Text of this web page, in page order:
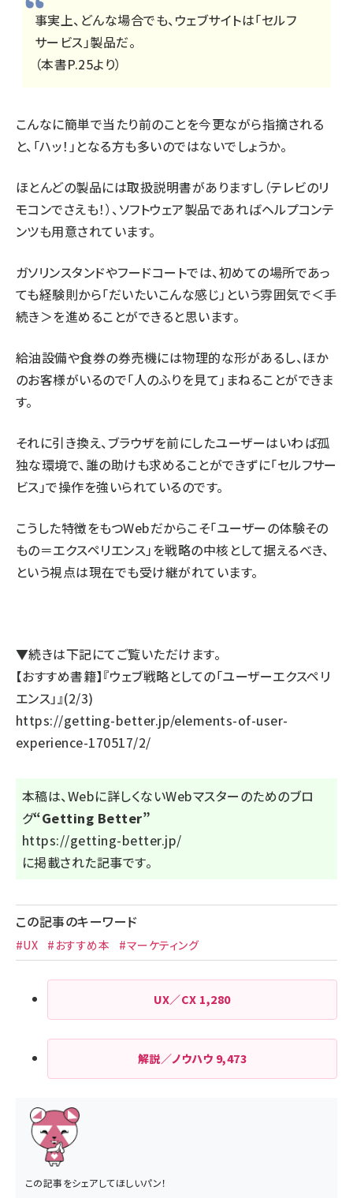
事実上、どんな場合でも、ウェブサイトは「セルフ
サービス」製品だ。
（本書P.25より）
こんなに簡単で当たり前のことを今更ながら指摘される
と、「ハッ！」となる方も多いのではないでしょうか。
ほとんどの製品には取扱説明書がありますし（テレビのリ
モコンでさえも！）、ソフトウェア製品であればヘルプコンテ
ンツも用意されています。
ガソリンスタンドやフードコートでは、初めての場所であっ
ても経験則から「だいたいこんな感じ」という雰囲気で＜手
続き＞を進めることができると思います。
給油設備や食券の券売機には物理的な形があるし、ほか
のお客様がいるので「人のふりを見て」まねることができま
す。
それに引き換え、ブラウザを前にしたユーザーはいわば孤
独な環境で、誰の助けも求めることができずに「セルフサー
ビス」で操作を強いられているのです。
こうした特徴をもつWebだからこそ「ユーザーの体験その
もの＝エクスペリエンス」を戦略の中核として据えるべき、
という視点は現在でも受け継がれています。
▼続きは下記にてご覧いただけます。
【おすすめ書籍】『ウェブ戦略としての「ユーザーエクスペリ
エンス」』(2/3)
https://getting-better.jp/elements-of-user-
experience-170517/2/
本稿は、Webに詳しくないWebマスターのためのブロ
グ“Getting Better”
https://getting-better.jp/
に掲載された記事です。
この記事のキーワード
#UX #おすすめ本 #マーケティング
UX／CX 1,280
解説／ノウハウ 9,473
この記事をシェアしてほしいパン！